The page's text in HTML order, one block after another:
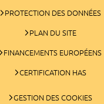
PROTECTION DES DONNÉES
PLAN DU SITE
FINANCEMENTS EUROPÉENS
CERTIFICATION HAS
GESTION DES COOKIES